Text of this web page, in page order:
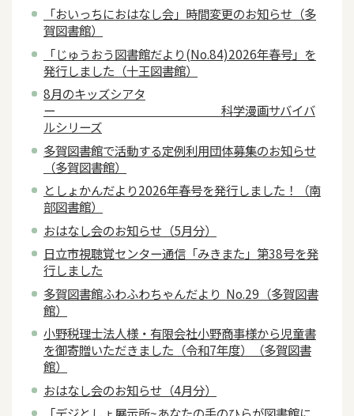
「おいっちにおはなし会」時間変更のお知らせ（多
賀図書館）
「じゅうおう図書館だより(No.84)2026年春号」を
発行しました（十王図書館）
8月のキッズシアタ
ー 科学漫画サバイバ
ルシリーズ
多賀図書館で活動する定例利用団体募集のお知らせ
（多賀図書館）
としょかんだより2026年春号を発行しました！（南
部図書館）
おはなし会のお知らせ（5月分）
日立市視聴覚センター通信「みきまた」第38号を発
行しました
多賀図書館ふわふわちゃんだより No.29（多賀図書
館）
小野税理士法人様・有限会社小野商事様から児童書
を御寄贈いただきました（令和7年度）（多賀図書
館）
おはなし会のお知らせ（4月分）